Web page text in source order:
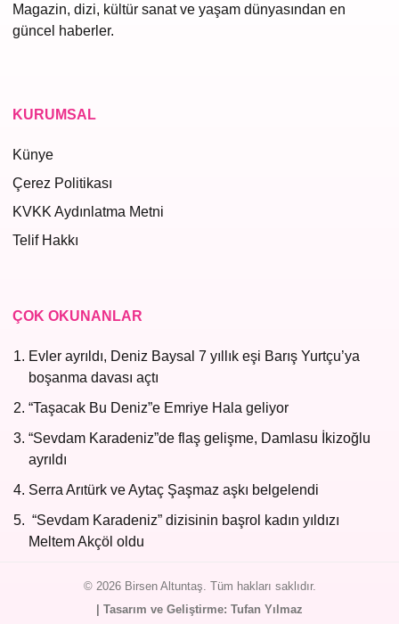
Magazin, dizi, kültür sanat ve yaşam dünyasından en
güncel haberler.
KURUMSAL
Künye
Çerez Politikası
KVKK Aydınlatma Metni
Telif Hakkı
ÇOK OKUNANLAR
Evler ayrıldı, Deniz Baysal 7 yıllık eşi Barış Yurtçu’ya
boşanma davası açtı
“Taşacak Bu Deniz”e Emriye Hala geliyor
“Sevdam Karadeniz”de flaş gelişme, Damlasu İkizoğlu
ayrıldı
Serra Arıtürk ve Aytaç Şaşmaz aşkı belgelendi
“Sevdam Karadeniz” dizisinin başrol kadın yıldızı
Meltem Akçöl oldu
© 2026 Birsen Altuntaş. Tüm hakları saklıdır.
| Tasarım ve Geliştirme: Tufan Yılmaz